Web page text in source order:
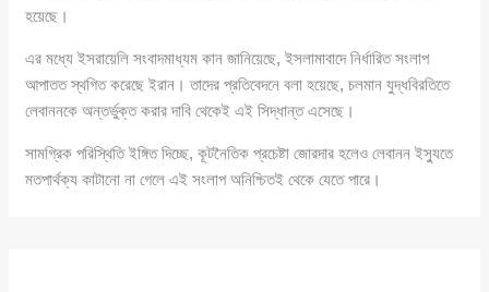
হয়েছে।
এর মধ্যে ইসরায়েলি সংবাদমাধ্যম কান জানিয়েছে, ইসলামাবাদে নির্ধারিত সংলাপ
আপাতত স্থগিত করেছে ইরান। তাদের প্রতিবেদনে বলা হয়েছে, চলমান যুদ্ধবিরতিতে
লেবাননকে অন্তর্ভুক্ত করার দাবি থেকেই এই সিদ্ধান্ত এসেছে।
সামগ্রিক পরিস্থিতি ইঙ্গিত দিচ্ছে, কূটনৈতিক প্রচেষ্টা জোরদার হলেও লেবানন ইস্যুতে
মতপার্থক্য কাটানো না গেলে এই সংলাপ অনিশ্চিতই থেকে যেতে পারে।